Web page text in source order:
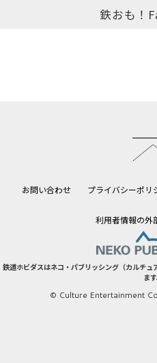
鉄おも！
お問い合わせ プライバシーポリ
利用者情報の外
鉄道ホビダスはネコ・パブリッシング（カルチ
ます
© Culture Entertainment